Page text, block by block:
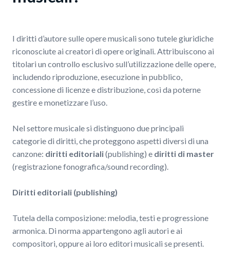
I diritti d’autore sulle opere musicali sono tutele giuridiche
riconosciute ai creatori di opere originali. Attribuiscono ai
titolari un controllo esclusivo sull’utilizzazione delle opere,
includendo riproduzione, esecuzione in pubblico,
concessione di licenze e distribuzione, così da poterne
gestire e monetizzare l’uso.
Nel settore musicale si distinguono due principali
categorie di diritti, che proteggono aspetti diversi di una
canzone: diritti editoriali(publishing) e diritti di master
(registrazione fonografica/sound recording).
Diritti editoriali (publishing)
Tutela della composizione: melodia, testi e progressione
armonica. Di norma appartengono agli autori e ai
compositori, oppure ai loro editori musicali se presenti.